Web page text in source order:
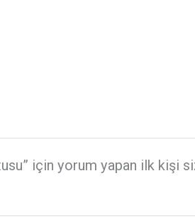
için yorum yapan ilk kişi